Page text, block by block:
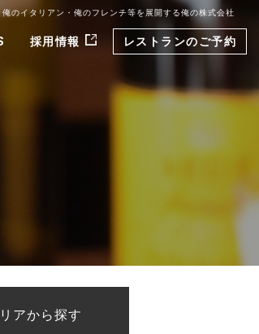
俺のイタリアン・俺のフレンチ等を展開する俺の株式会社
採用情報 レストランのご予約
アから探す